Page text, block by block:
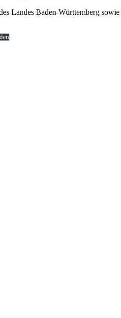
Landes Baden-Württemberg